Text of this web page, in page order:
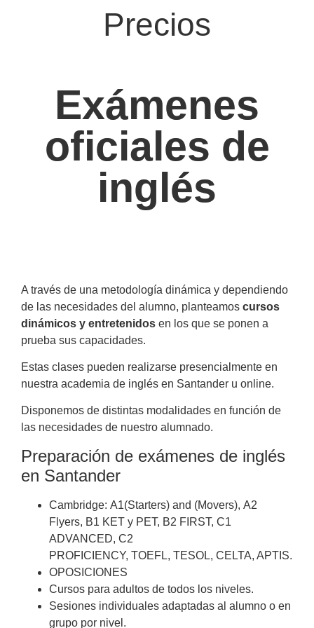
Precios
Exámenes
oficiales de
inglés
A través de una metodología dinámica y dependiendo
de las necesidades del alumno, planteamos cursos
dinámicos y entretenidos en los que se ponen a
prueba sus capacidades.
Estas clases pueden realizarse presencialmente en
nuestra academia de inglés en Santander u online.
Disponemos de distintas modalidades en función de
las necesidades de nuestro alumnado.
Preparación de exámenes de inglés
en Santander
Cambridge: A1(Starters) and (Movers), A2
Flyers, B1 KET y PET, B2 FIRST, C1
ADVANCED, C2
PROFICIENCY, TOEFL, TESOL, CELTA, APTIS.
OPOSICIONES
Cursos para adultos de todos los niveles.
Sesiones individuales adaptadas al alumno o en
grupo por nivel.